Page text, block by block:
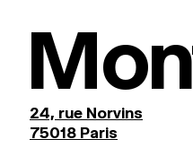
24, rue Norvins
75018 Paris